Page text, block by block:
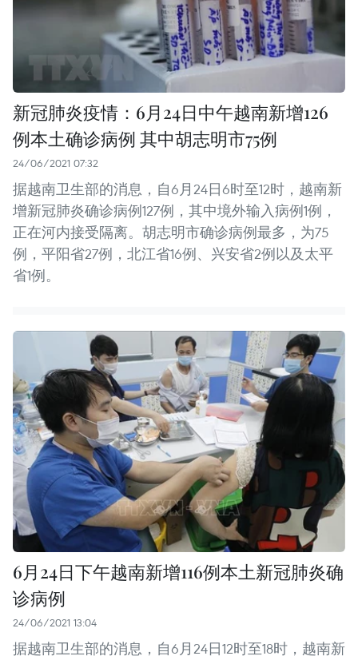
新冠肺炎疫情：6月24日中午越南新增126
例本土确诊病例 其中胡志明市75例
24/06/2021 07:32
据越南卫生部的消息，自6月24日6时至12时，越南新
增新冠肺炎确诊病例127例，其中境外输入病例1例，
正在河内接受隔离。胡志明市确诊病例最多，为75
例，平阳省27例，北江省16例、兴安省2例以及太平
省1例。
6月24日下午越南新增116例本土新冠肺炎确
诊病例
24/06/2021 13:04
据越南卫生部的消息，自6月24日12时至18时，越南新